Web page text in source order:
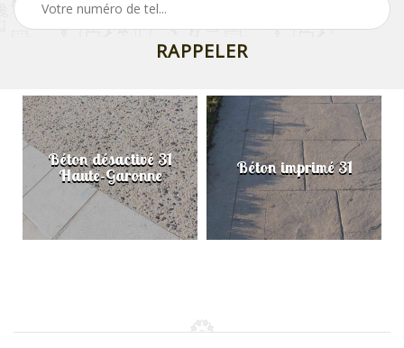
Béton désactivé 31
Haute-Garonne Béton imprimé 31